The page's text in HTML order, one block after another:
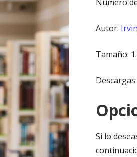
Autor:
Tamaño:
Si lo